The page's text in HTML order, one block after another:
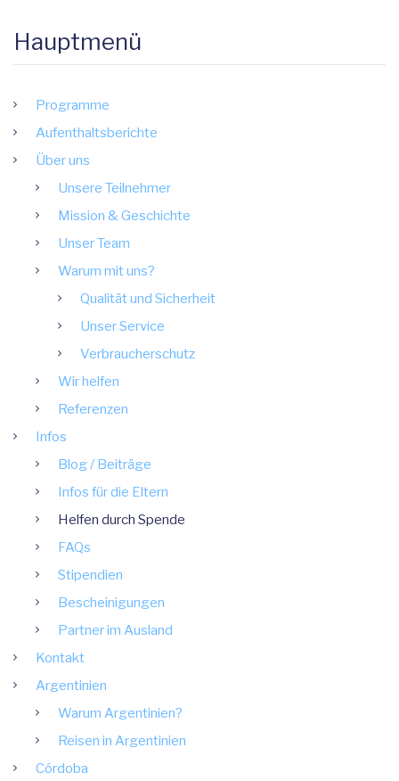
Hauptmenü
Programme
Aufenthaltsberichte
Über uns
Unsere Teilnehmer
Mission & Geschichte
Unser Team
Warum mit uns?
Qualität und Sicherheit
Unser Service
Verbraucherschutz
Wir helfen
Referenzen
Infos
Blog / Beiträge
Infos für die Eltern
Helfen durch Spende
FAQs
Stipendien
Bescheinigungen
Partner im Ausland
Kontakt
Argentinien
Warum Argentinien?
Reisen in Argentinien
Córdoba